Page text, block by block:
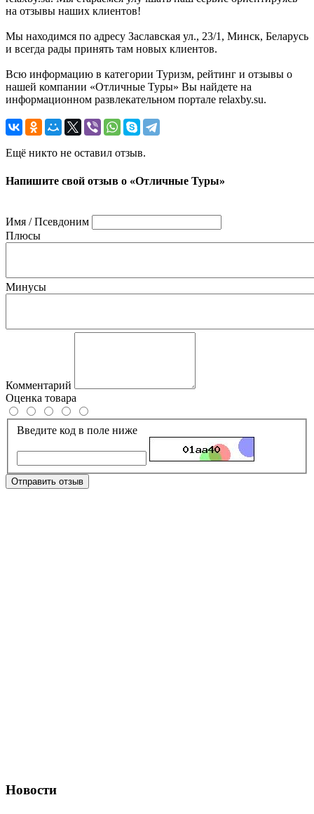
на отзывы наших клиентов!
Мы находимся по адресу Заславская ул., 23/1, Минск, Беларусь
и всегда рады принять там новых клиентов.
Всю информацию в категории Туризм, рейтинг и отзывы о
нашей компании «Отличные Туры» Вы найдете на
информационном развлекательном портале relaxby.su.
Ещё никто не оставил отзыв.
Напишите свой отзыв о «Отличные Туры»
Имя / Псевдоним
Плюсы
Минусы
Комментарий
Оценка товара
Введите код в поле ниже
Отправить отзыв
Новости